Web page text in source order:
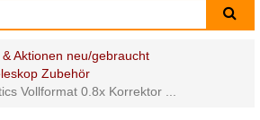
Aktionen neu/gebraucht
Zubehör
Vollformat 0.8x Korrektor ...